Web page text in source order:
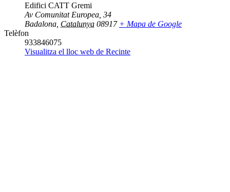
Edifici CATT Gremi
Av Comunitat Europea, 34
Badalona Catalunya 08917 + Mapa de Google
Telèfon
933846075
Visualitza el lloc web de Recinte